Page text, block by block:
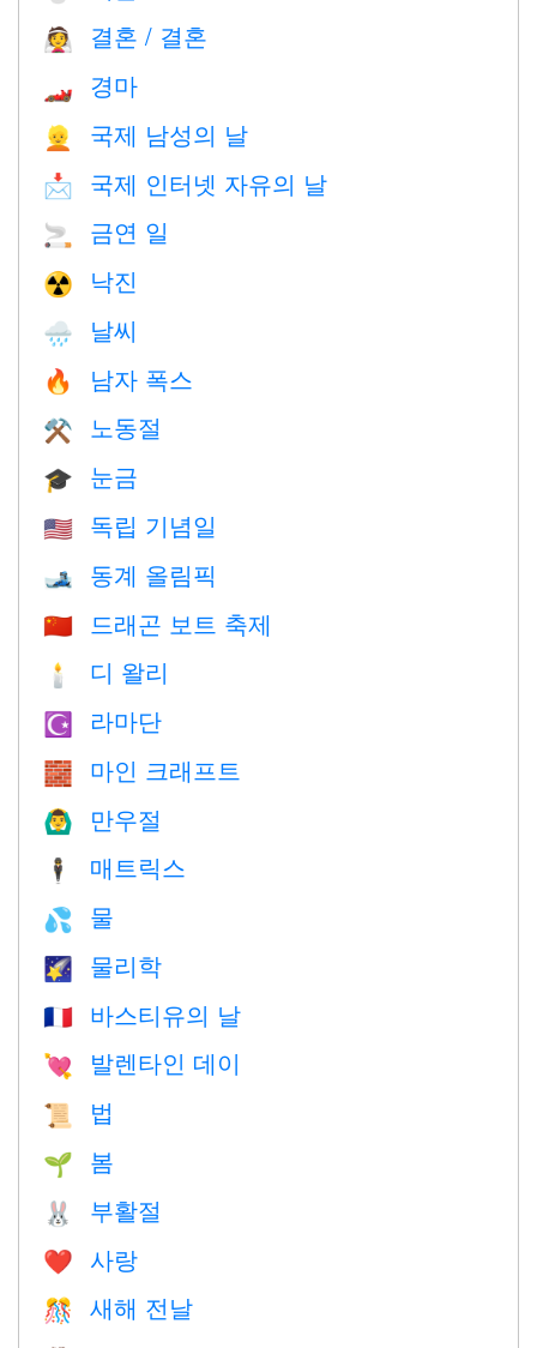
👰 결혼 / 결혼
🏎 경마
👱 국제 남성의 날
📩 국제 인터넷 자유의 날
🚬 금연 일
☢️ 낙진
🌧 날씨
🔥 남자 폭스
⚒️ 노동절
🎓 눈금
🇺🇸 독립 기념일
🎿 동계 올림픽
🇨🇳 드래곤 보트 축제
🕯 디 왈리
☪️ 라마단
🧱 마인 크래프트
🙆‍♂️ 만우절
🕴️ 매트릭스
💦 물
🌠 물리학
🇫🇷 바스티유의 날
💘 발렌타인 데이
📜 법
🌱 봄
🐰 부활절
❤️️ 사랑
🎊 새해 전날